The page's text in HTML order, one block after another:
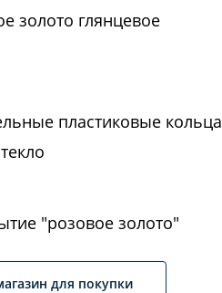
золото глянцевое
пластиковые кольца
"розовое золото"
для покупки